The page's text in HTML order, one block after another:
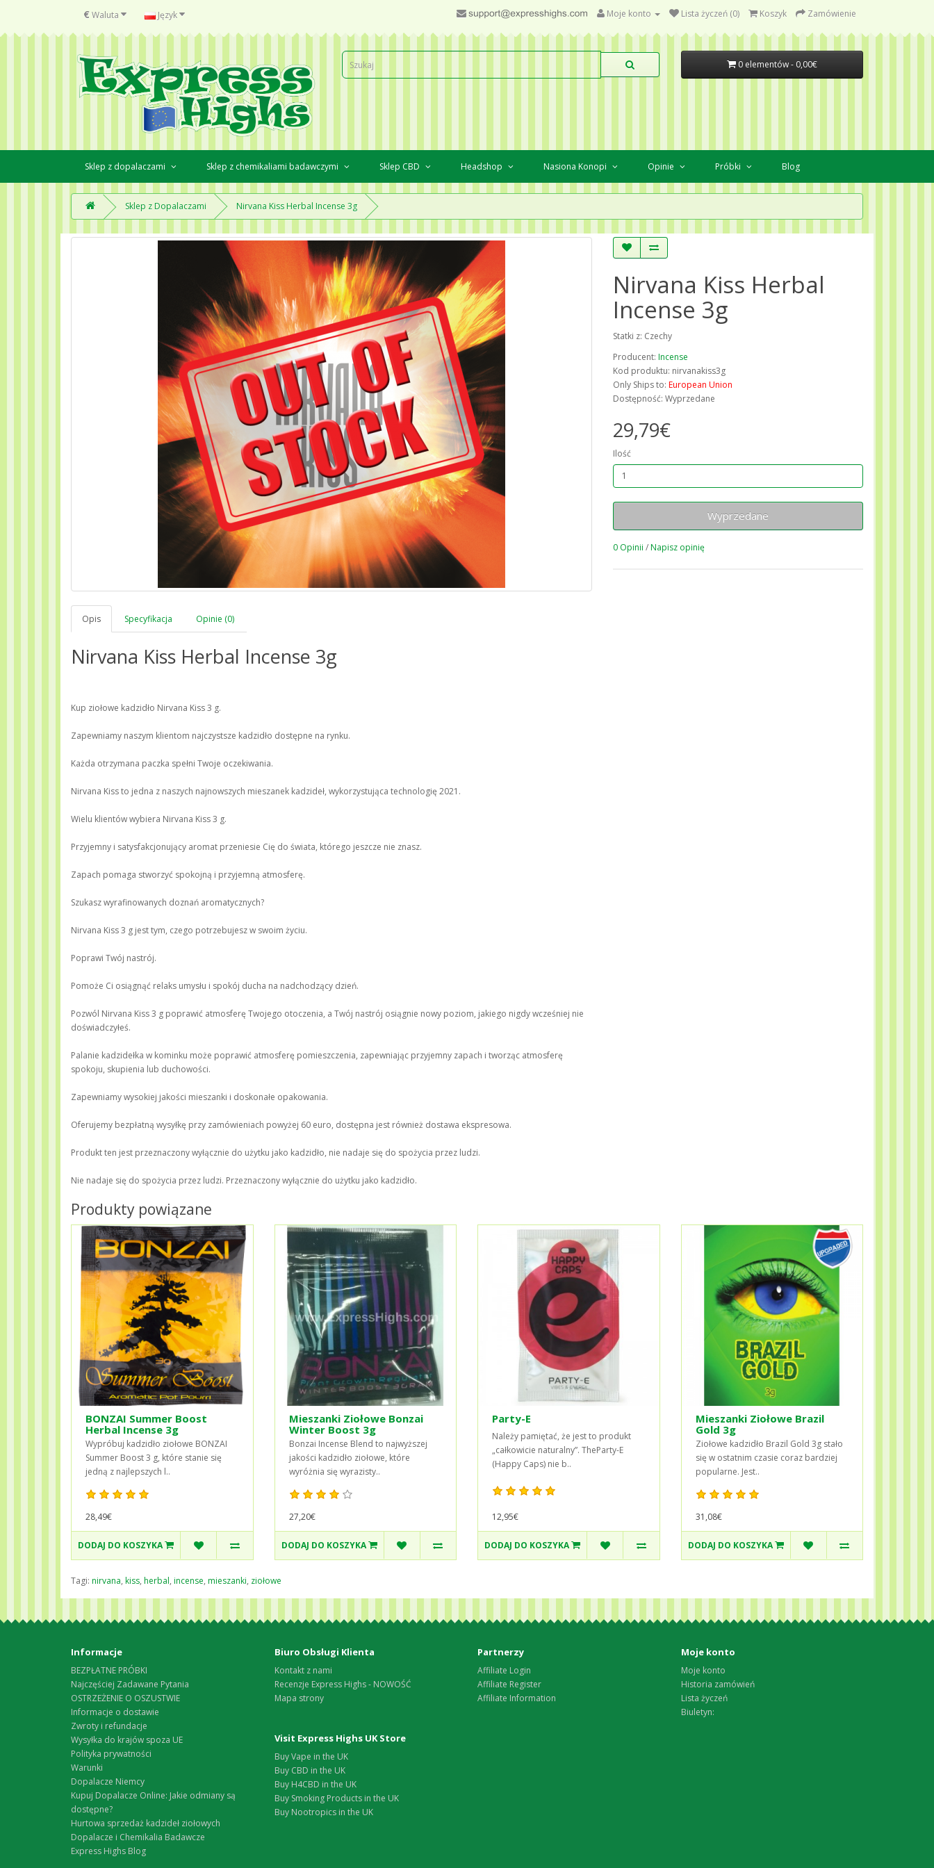
€ Waluta Język Moje konto Lista życzeń (0) Koszyk Zamówienie
0 elementów - 0,00€
Sklep z dopalaczami Sklep z chemikaliami badawczymi Sklep CBD Headshop Nasiona Konopi Opinie Próbki Blog
Sklep z Dopalaczami Nirvana Kiss Herbal Incense 3g
Opis Specyfikacja Opinie (0)
Nirvana Kiss Herbal Incense 3g
Kup ziołowe kadzidło Nirvana Kiss 3 g.
Zapewniamy naszym klientom najczystsze kadzidło dostępne na rynku.
Każda otrzymana paczka spełni Twoje oczekiwania.
Nirvana Kiss to jedna z naszych najnowszych mieszanek kadzideł, wykorzystująca technologię 2021.
Wielu klientów wybiera Nirvana Kiss 3 g.
Przyjemny i satysfakcjonujący aromat przeniesie Cię do świata, którego jeszcze nie znasz.
Zapach pomaga stworzyć spokojną i przyjemną atmosferę.
Szukasz wyrafinowanych doznań aromatycznych?
Nirvana Kiss 3 g jest tym, czego potrzebujesz w swoim życiu.
Poprawi Twój nastrój.
Pomoże Ci osiągnąć relaks umysłu i spokój ducha na nadchodzący dzień.
Pozwól Nirvana Kiss 3 g poprawić atmosferę Twojego otoczenia, a Twój nastrój osiągnie nowy poziom, jakiego nigdy wcześniej nie
doświadczyłeś.
Palanie kadzidełka w kominku może poprawić atmosferę pomieszczenia, zapewniając przyjemny zapach i tworząc atmosferę
spokoju, skupienia lub duchowości.
Zapewniamy wysokiej jakości mieszanki i doskonałe opakowania.
Oferujemy bezpłatną wysyłkę przy zamówieniach powyżej 60 euro, dostępna jest również dostawa ekspresowa.
Produkt ten jest przeznaczony wyłącznie do użytku jako kadzidło, nie nadaje się do spożycia przez ludzi.
Nie nadaje się do spożycia przez ludzi. Przeznaczony wyłącznie do użytku jako kadzidło.
Nirvana Kiss Herbal
Incense 3g
Statki z: Czechy
Producent: Incense
Kod produktu: nirvanakiss3g
Only Ships to: European Union
Dostępność: Wyprzedane
29,79€
Ilość
Wyprzedane
0 Opinii /Napisz opinię
Produkty powiązane
BONZAI Summer Boost
Herbal Incense 3g
Wypróbuj kadzidło ziołowe BONZAI
Summer Boost 3 g, które stanie się
jedną z najlepszych l..
28,49€
DODAJ DO KOSZYKA
Mieszanki Ziołowe Bonzai
Winter Boost 3g
Bonzai Incense Blend to najwyższej
jakości kadzidło ziołowe, które
wyróżnia się wyrazisty..
27,20€
DODAJ DO KOSZYKA
Party-E
Należy pamiętać, że jest to produkt
„całkowicie naturalny”. TheParty-E
(Happy Caps) nie b..
12,95€
DODAJ DO KOSZYKA
Mieszanki Ziołowe Brazil
Gold 3g
Ziołowe kadzidło Brazil Gold 3g stało
się w ostatnim czasie coraz bardziej
popularne. Jest..
31,08€
DODAJ DO KOSZYKA
Tagi: nirvana, kiss, herbal, incense, mieszanki, ziołowe
Informacje
BEZPŁATNE PRÓBKI
Najczęściej Zadawane Pytania
OSTRZEŻENIE O OSZUSTWIE
Informacje o dostawie
Zwroty i refundacje
Wysyłka do krajów spoza UE
Polityka prywatności
Warunki
Dopalacze Niemcy
Kupuj Dopalacze Online: Jakie odmiany są
dostępne?
Hurtowa sprzedaż kadzideł ziołowych
Dopalacze i Chemikalia Badawcze
Express Highs Blog
Biuro Obsługi Klienta
Kontakt z nami
Recenzje Express Highs - NOWOŚĆ
Mapa strony
Partnerzy
Affiliate Login
Affiliate Register
Affiliate Information
Moje konto
Moje konto
Historia zamówień
Lista życzeń
Biuletyn:
Visit Express Highs UK Store
Buy Vape in the UK
Buy CBD in the UK
Buy H4CBD in the UK
Buy Smoking Products in the UK
Buy Nootropics in the UK